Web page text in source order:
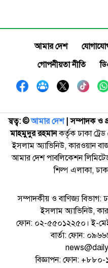
আমার দেশ
গোপনীয়তা নীতি
স্বত্ব: ©️আমার দেশ| সম্পাদক ও
মাহমুদুর রহমানকর্তৃক ঢাকা
ইসলাম অ্যাভিনিউ, কারওয়ান
আমার দেশ পাবলিকেশন
শিল্প এলাকা,
সম্পাদকীয় ও বাণিজ্য বিভাগ:
ইসলাম অ্যাভিনিউ,
ফোন: ০২-৫৫০১২২৫০। ই-
বার্তা: ফোন:
বিজ্ঞাপন: ফোন: